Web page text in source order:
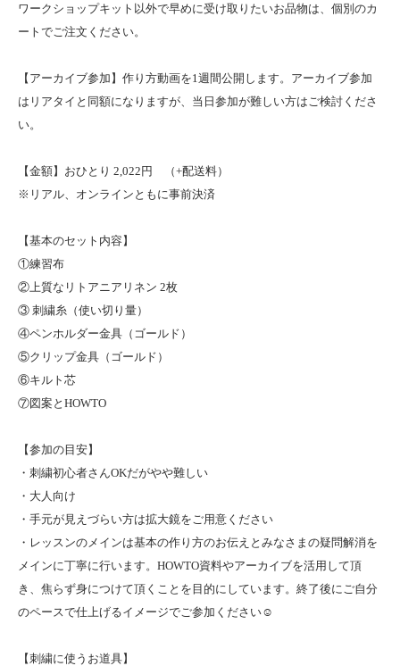
ワークショップキット以外で早めに受け取りたいお品物は、個別のカ
ートでご注文ください。
【アーカイブ参加】作り方動画を1週間公開します。アーカイブ参加
はリアタイと同額になりますが、当日参加が難しい方はご検討くださ
い。
【金額】おひとり 2,022円 （+配送料）
※リアル、オンラインともに事前決済
【基本のセット内容】
①練習布
②上質なリトアニアリネン 2枚
③ 刺繍糸（使い切り量）
④ペンホルダー金具（ゴールド）
⑤クリップ金具（ゴールド）
⑥キルト芯
⑦図案とHOWTO
【参加の目安】
・刺繍初心者さんOKだがやや難しい
・大人向け
・手元が見えづらい方は拡大鏡をご用意ください
・レッスンのメインは基本の作り方のお伝えとみなさまの疑問解消を
メインに丁寧に行います。HOWTO資料やアーカイブを活用して頂
き、焦らず身につけて頂くことを目的にしています。終了後にご自分
のペースで仕上げるイメージでご参加ください☺︎
【刺繍に使うお道具】